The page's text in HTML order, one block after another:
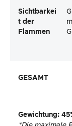
Sichtbarkei
t der
Flammen
GESAMT
Gewichtung: 45